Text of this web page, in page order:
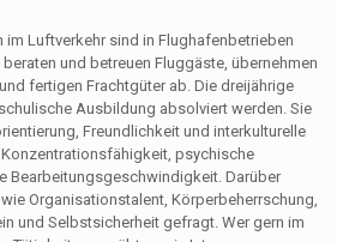
Luftverkehr sind in Flughafenbetrieben
und betreuen Fluggäste, übernehmen
fertigen Frachtgüter ab. Die dreijährige
Ausbildung absolviert werden. Sie
Freundlichkeit und interkulturelle
psychische
Bearbeitungsgeschwindigkeit. Darüber
Organisationstalent, Körperbeherrschung,
und Selbstsicherheit gefragt. Wer gern im